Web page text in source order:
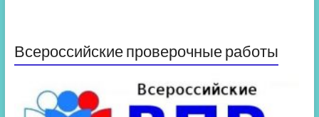
Всероссийские проверочные работы